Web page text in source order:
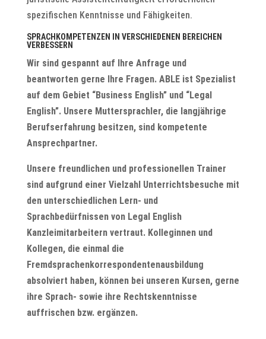
spezifischen Kenntnisse und Fähigkeiten.
SPRACHKOMPETENZEN IN VERSCHIEDENEN BEREICHEN
VERBESSERN
Wir sind gespannt auf Ihre Anfrage und
beantworten gerne Ihre Fragen. ABLE ist Spezialist
auf dem Gebiet “Business English” und “Legal
English”. Unsere Muttersprachler, die langjährige
Berufserfahrung besitzen, sind kompetente
Ansprechpartner.
Unsere freundlichen und professionellen Trainer
sind aufgrund einer Vielzahl Unterrichtsbesuche mit
den unterschiedlichen Lern- und
Sprachbedürfnissen von Legal English
Kanzleimitarbeitern vertraut. Kolleginnen und
Kollegen, die einmal die
Fremdsprachenkorrespondentenausbildung
absolviert haben, können bei unseren Kursen, gerne
ihre Sprach- sowie ihre Rechtskenntnisse
auffrischen bzw. ergänzen.